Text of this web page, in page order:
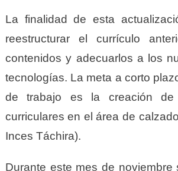
La finalidad de esta
reestructurar el currículo
contenidos y adecuarlos a los
tecnologías. La meta a corto
de trabajo es la creación de
curriculares en el área de
Inces Táchira).
Durante este mes de noviembre